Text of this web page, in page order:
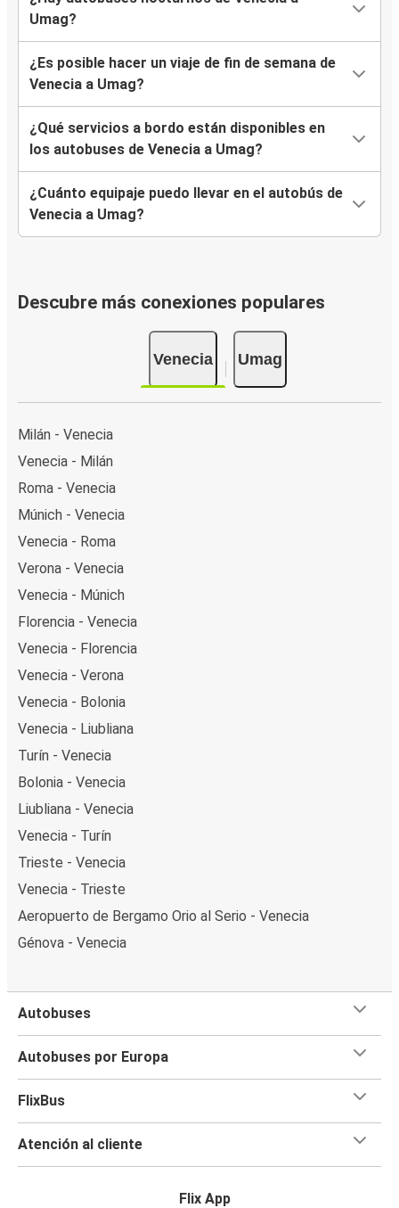
Umag?
¿Es posible hacer un viaje de fin de semana de
Venecia a Umag?
¿Qué servicios a bordo están disponibles en
los autobuses de Venecia a Umag?
¿Cuánto equipaje puedo llevar en el autobús de
Venecia a Umag?
Descubre más conexiones populares
Venecia Umag
Milán - Venecia
Venecia - Milán
Roma - Venecia
Múnich - Venecia
Venecia - Roma
Verona - Venecia
Venecia - Múnich
Florencia - Venecia
Venecia - Florencia
Venecia - Verona
Venecia - Bolonia
Venecia - Liubliana
Turín - Venecia
Bolonia - Venecia
Liubliana - Venecia
Venecia - Turín
Trieste - Venecia
Venecia - Trieste
Aeropuerto de Bergamo Orio al Serio - Venecia
Génova - Venecia
Autobuses
Autobuses por Europa
FlixBus
Atención al cliente
Flix App